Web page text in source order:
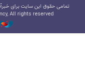
تمامی حقوق این سایت برای
All rights reserved